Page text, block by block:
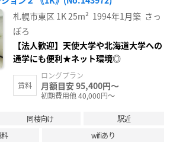
に入
り登
札幌市東区 1K25m² 1994年1月築 さっ
ぽろ
【法人歓迎】天使大学や北海道大学への
通学にも便利★ネット環境◎
賃料
ロングプラン
月額目安 95,400円～
初期費用他 40,000円～
同棲向け
駅近
wifiあり